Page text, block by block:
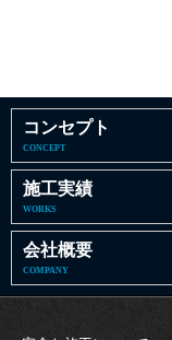
コンセプト
CONCEPT
施工実績
WORKS
会社概要
COMPANY